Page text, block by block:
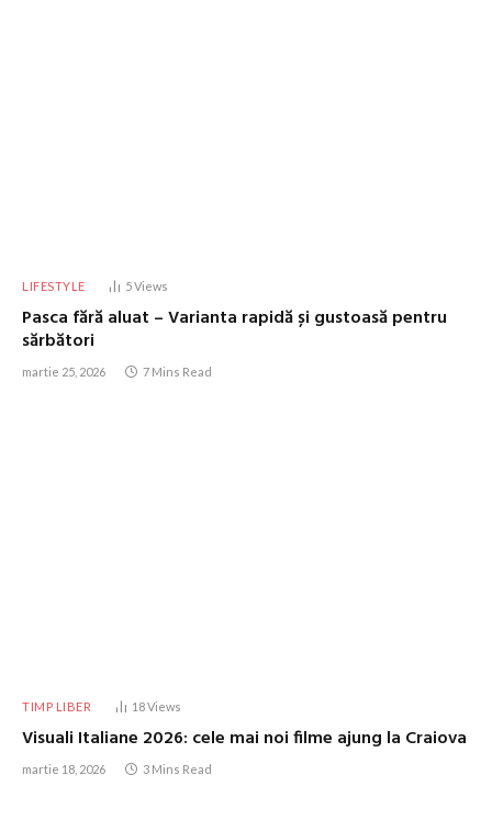
LIFESTYLE 5Views
Pasca fără aluat – Varianta rapidă și gustoasă pentru
sărbători
martie 25, 2026 7 Mins Read
TIMP LIBER 18Views
Visuali Italiane 2026: cele mai noi filme ajung la Craiova
martie 18, 2026 3 Mins Read